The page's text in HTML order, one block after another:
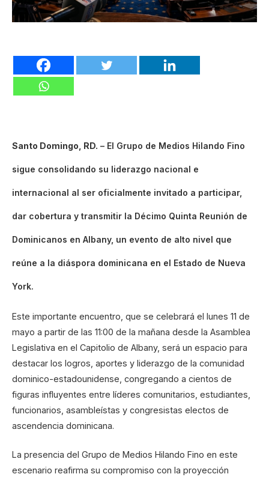
Santo Domingo, RD. – El Grupo de Medios Hilando Fino
sigue consolidando su liderazgo nacional e
internacional al ser oficialmente invitado a participar,
dar cobertura y transmitir la Décimo Quinta Reunión de
Dominicanos en Albany, un evento de alto nivel que
reúne a la diáspora dominicana en el Estado de Nueva
York.
Este importante encuentro, que se celebrará el lunes 11 de
mayo a partir de las 11:00 de la mañana desde la Asamblea
Legislativa en el Capitolio de Albany, será un espacio para
destacar los logros, aportes y liderazgo de la comunidad
dominico-estadounidense, congregando a cientos de
figuras influyentes entre líderes comunitarios, estudiantes,
funcionarios, asambleístas y congresistas electos de
ascendencia dominicana.
La presencia del Grupo de Medios Hilando Fino en este
escenario reafirma su compromiso con la proyección